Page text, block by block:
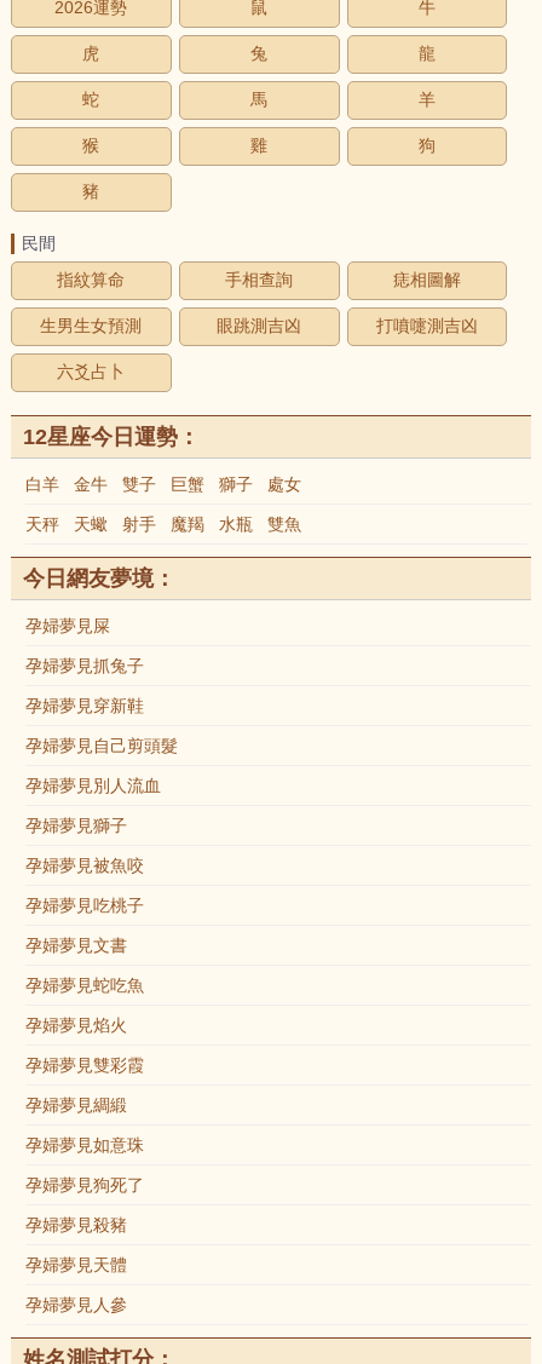
2026運勢
鼠 牛
虎 兔 龍
蛇 馬 羊
猴 雞 狗
豬
民間
指紋算命
手相查詢 痣相圖解
生男生女預測 眼跳測吉凶 打噴嚏測吉凶
六爻占卜
12星座今日運勢：
白羊 金牛 雙子 巨蟹 獅子 處女
天秤 天蠍 射手 魔羯 水瓶 雙魚
今日網友夢境：
孕婦夢見屎
孕婦夢見抓兔子
孕婦夢見穿新鞋
孕婦夢見自己剪頭髮
孕婦夢見別人流血
孕婦夢見獅子
孕婦夢見被魚咬
孕婦夢見吃桃子
孕婦夢見文書
孕婦夢見蛇吃魚
孕婦夢見焰火
孕婦夢見雙彩霞
孕婦夢見綢緞
孕婦夢見如意珠
孕婦夢見狗死了
孕婦夢見殺豬
孕婦夢見天體
孕婦夢見人參
姓名測試打分：